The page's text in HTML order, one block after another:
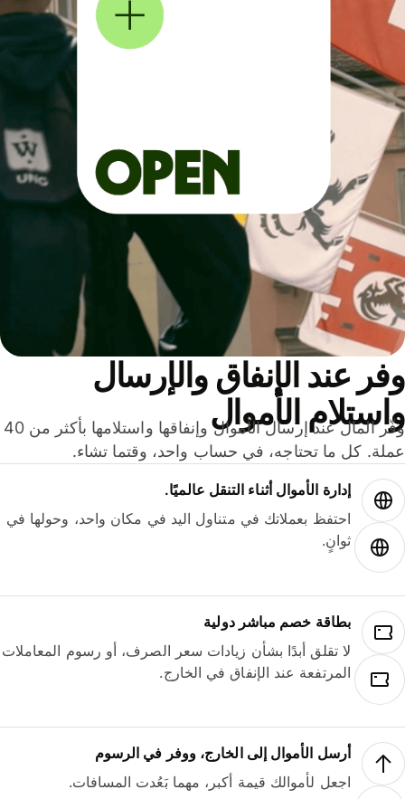
عند الإنفاق والإرسال
الأموال
وفّر المال عند إرسال الأموال وإنفاقها واستلامها بأكثر من 40
كل ما تحتاجه، في حساب واحد، وقتما تشاء.
إدارة الأموال أثناء التنقل عالميًا.
احتفظ بعملاتك في متناول اليد في مكان واحد، وحولها في
ثوانٍ.
بطاقة خصم مباشر دولية
لا تقلق أبدًا بشأن زيادات سعر الصرف، أو رسوم المعاملات
المرتفعة عند الإنفاق في الخارج.
أرسل الأموال إلى الخارج، ووفر في الرسوم
اجعل لأموالك قيمة أكبر، مهما بَعُدت المسافات.